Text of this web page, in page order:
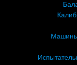
Машины